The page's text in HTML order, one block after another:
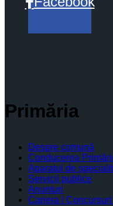
Primăria
Despre comună
Conducerea
Aparatul de
Servicii publice
Anunturi
Cariera |